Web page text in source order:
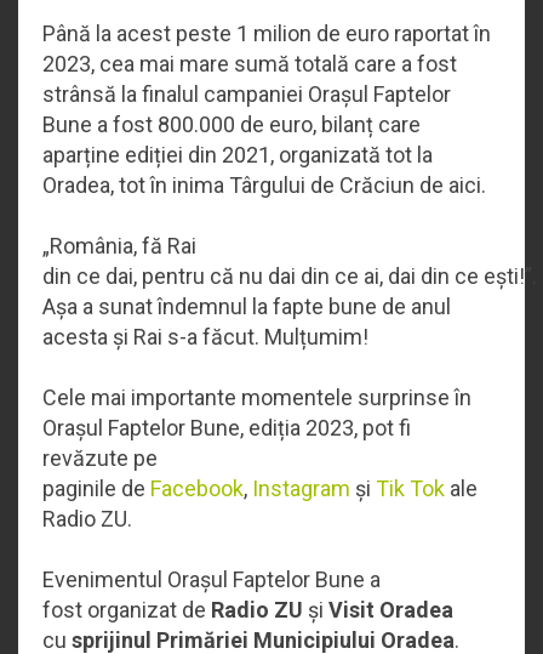
Până la acest peste 1 milion de euro raportat în
2023, cea mai mare sumă totală care a fost
strânsă la finalul campaniei Orașul Faptelor
Bune a fost 800.000 de euro, bilanț care
aparține ediției din 2021, organizată tot la
Oradea, tot în inima Târgului de Crăciun de aici.
„România, fă Rai
din ce dai, pentru că nu dai din ce ai, dai din ce ești!”.
Așa a sunat îndemnul la fapte bune de anul
acesta și Rai s-a făcut. Mulțumim!
Cele mai importante momentele surprinse în
Orașul Faptelor Bune, ediția 2023, pot fi
revăzute pe
paginile de Facebook, Instagram și Tik Tok ale
Radio ZU.
Evenimentul Orașul Faptelor Bune a
fost organizat de Radio ZU și Visit Oradea
cu sprijinul Primăriei Municipiului Oradea.